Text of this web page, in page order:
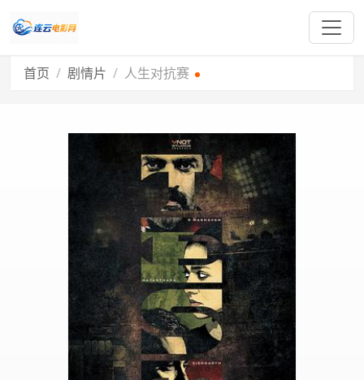
首页 剧情片 人生对抗赛